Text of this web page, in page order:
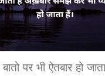
पर भी ऐतबार हो